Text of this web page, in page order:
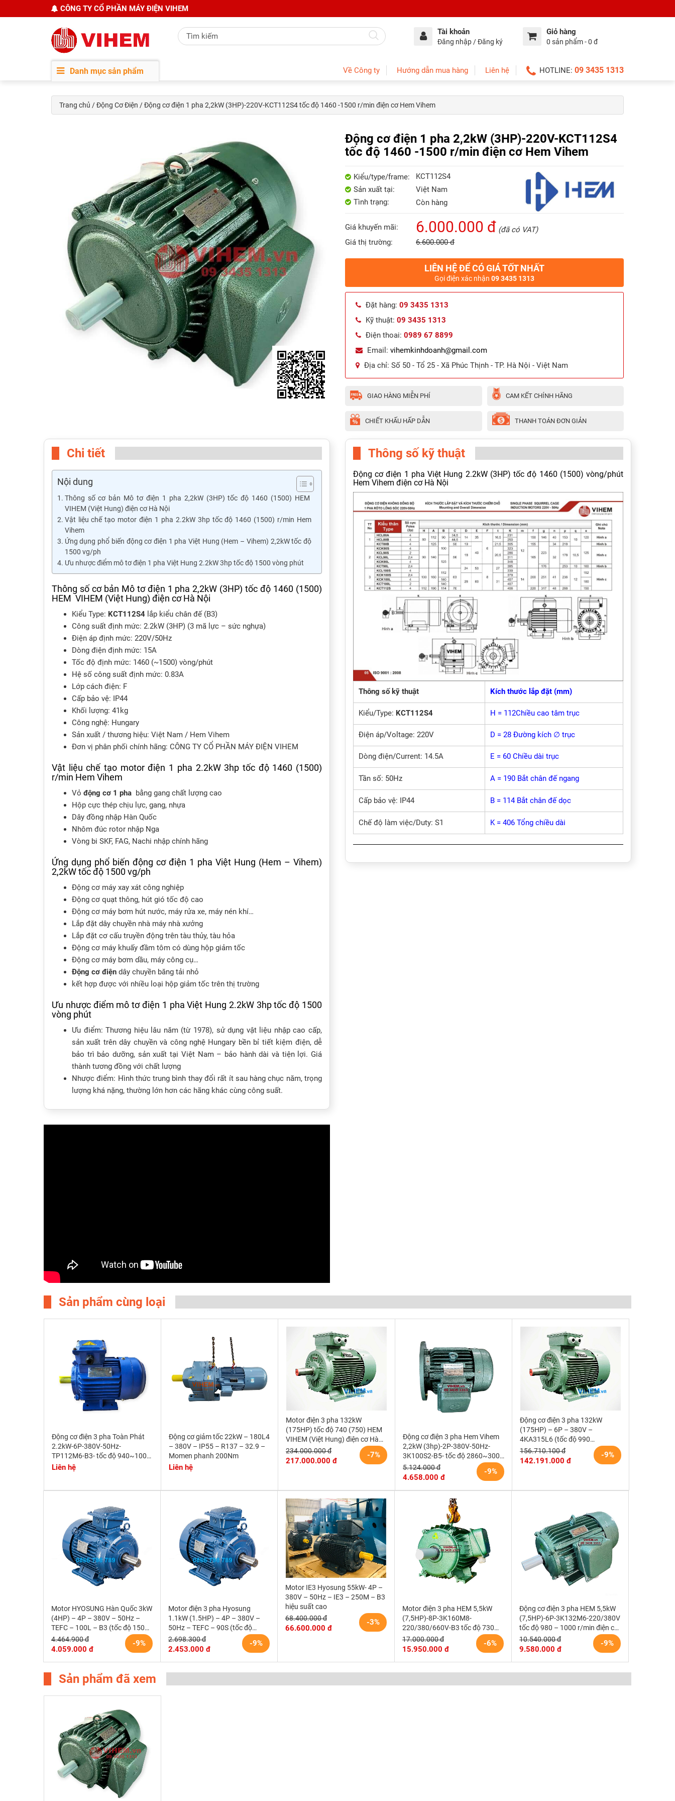
CÔNG TY CỔ PHẦN MÁY ĐIỆN VIHEM
Tài khoản
Đăng nhập / Đăng ký
Giỏ hàng
0 sản phẩm - 0 đ
Danh mục sản phẩm Về Công ty Hướng dẫn mua hàng Liên hệ HOTLINE: 09 3435 1313
Trang chủ /Động Cơ Điện / Động cơ điện 1 pha 2,2kW (3HP)-220V-KCT112S4 tốc độ 1460 -1500 r/min điện cơ Hem Vihem
Động cơ điện 1 pha 2,2kW (3HP)-220V-KCT112S4
tốc độ 1460 -1500 r/min điện cơ Hem Vihem
Kiểu/type/frame:
KCT112S4
Sản xuất tại:
Việt Nam
Tình trạng:
Còn hàng
Giá khuyến mãi: 6.000.000 đ (đã có VAT)
Giá thị trường:
6.600.000 đ
LIÊN HỆ ĐỂ CÓ GIÁ TỐT NHẤT
Gọi điện xác nhận 09 3435 1313
Đặt hàng: 09 3435 1313
Kỹ thuật: 09 3435 1313
Điện thoai: 0989 67 8899
Email: vihemkinhdoanh@gmail.com
Địa chỉ: Số 50 - Tổ 25 - Xã Phúc Thịnh - TP. Hà Nội - Việt Nam
GIAO HÀNG MIỄN PHÍ CAM KẾT CHÍNH HÃNG
CHIẾT KHẤU HẤP DẪN THANH TOÁN ĐƠN GIẢN
Chi tiết
Nội dung
Thông số cơ bản Mô tơ điện 1 pha 2,2kW (3HP) tốc độ 1460 (1500) HEM
VIHEM (Việt Hung) điện cơ Hà Nội
Vật liệu chế tạo motor điện 1 pha 2.2kW 3hp tốc độ 1460 (1500) r/min Hem
Vihem
Ứng dụng phổ biến động cơ điện 1 pha Việt Hung (Hem – Vihem) 2,2kW tốc độ
1500 vg/ph
Ưu nhược điểm mô tơ điện 1 pha Việt Hung 2.2kW 3hp tốc độ 1500 vòng phút
Thông số cơ bản Mô tơ điện 1 pha 2,2kW (3HP) tốc độ 1460 (1500)
HEM VIHEM (Việt Hung) điện cơ Hà Nội
Kiểu Type: KCT112S4 lắp kiểu chân đế (B3)
Công suất định mức: 2.2kW (3HP) (3 mã lực – sức nghựa)
Điện áp định mức: 220V/50Hz
Dòng điện định mức: 15A
Tốc độ định mức: 1460 (~1500) vòng/phút
Hệ số công suất định mức: 0.83A
Lớp cách điện: F
Cấp bảo vệ: IP44
Khối lượng: 41kg
Công nghệ: Hungary
Sản xuất / thương hiệu: Việt Nam / Hem Vihem
Đơn vị phân phối chính hãng: CÔNG TY CỔ PHẦN MÁY ĐIỆN VIHEM
Vật liệu chế tạo motor điện 1 pha 2.2kW 3hp tốc độ 1460 (1500)
r/min Hem Vihem
Vỏ động cơ 1 pha bằng gang chất lượng cao
Hộp cực thép chịu lực, gang, nhựa
Dây đồng nhập Hàn Quốc
Nhôm đúc rotor nhập Nga
Vòng bi SKF, FAG, Nachi nhập chính hãng
Ứng dụng phổ biến động cơ điện 1 pha Việt Hung (Hem – Vihem)
2,2kW tốc độ 1500 vg/ph
Động cơ máy xay xát công nghiệp
Động cơ quạt thông, hút gió tốc độ cao
Động cơ máy bơm hút nước, máy rửa xe, máy nén khí…
Lắp đặt dây chuyền nhà máy nhà xưởng
Lắp đặt cơ cấu truyền động trên tàu thủy, tàu hỏa
Động cơ máy khuấy đầm tôm có dùng hộp giảm tốc
Động cơ máy bơm dầu, máy công cụ…
Động cơ điện dây chuyền băng tải nhỏ
kết hợp được với nhiều loại hộp giảm tốc trên thị trường
Ưu nhược điểm mô tơ điện 1 pha Việt Hung 2.2kW 3hp tốc độ 1500
vòng phút
Ưu điểm: Thương hiệu lâu năm (từ 1978), sử dụng vật liệu nhập cao cấp,
sản xuất trên dây chuyền và công nghệ Hungary bền bỉ tiết kiệm điện, dễ
bảo trì bảo dưỡng, sản xuất tại Việt Nam – bảo hành dài và tiện lợi. Giá
thành tương đồng với chất lượng
Nhược điểm: Hình thức trung bình thay đổi rất ít sau hàng chục năm, trọng
lượng khá nặng, thường lớn hơn các hãng khác cùng công suất.
Thông số kỹ thuật
Động cơ điện 1 pha Việt Hung 2.2kW (3HP) tốc độ 1460 (1500) vòng/phút
Hem Vihem điện cơ Hà Nội
Thông số kỹ thuật Kích thước lắp đặt (mm)
Kiểu/Type: KCT112S4 H = 112Chiều cao tâm trục
Điện áp/Voltage: 220V D = 28 Đường kích ∅ trục
Dòng điện/Current: 14.5A E = 60 Chiều dài trục
Tần số: 50Hz A = 190 Bắt chân đế ngang
Cấp bảo vệ: IP44 B = 114 Bắt chân đế dọc
Chế độ làm việc/Duty: S1 K = 406 Tổng chiều dài
Sản phẩm cùng loại
Động cơ điện 3 pha Toàn Phát
2.2kW-6P-380V-50Hz-
TP112M6-B3- tốc độ 940~1000
r/min
Liên hệ
Động cơ giảm tốc 22kW – 180L4
– 380V – IP55 – R137 – 32.9 –
Momen phanh 200Nm
Liên hệ
Motor điện 3 pha 132kW
(175HP) tốc độ 740 (750) HEM
VIHEM (Việt Hung) điện cơ Hà
Nội
-7%
234.000.000 đ
217.000.000 đ
Động cơ điện 3 pha Hem Vihem
2,2kW (3hp)-2P-380V-50Hz-
3K100S2-B5- tốc độ 2860~3000
r/min (kiểu lắp mặt bích)
-9%
5.124.000 đ
4.658.000 đ
Động cơ điện 3 pha 132kW
(175HP) – 6P – 380V –
4KA315L6 (tốc độ 990
~1000RPM) HEM VIHEM (Việt
Hung) điện cơ Hà Nội
-9%
156.710.100 đ
142.191.000 đ
Motor HYOSUNG Hàn Quốc 3kW
(4HP) – 4P – 380V – 50Hz –
TEFC – 100L – B3 (tốc độ 1500
r/min)
-9%
4.464.900 đ
4.059.000 đ
Motor điện 3 pha Hyosung
1.1kW (1.5HP) – 4P – 380V –
50Hz – TEFC – 90S (tốc độ
1500rpm)
-9%
2.698.300 đ
2.453.000 đ
Motor IE3 Hyosung 55kW- 4P –
380V – 50Hz – IE3 – 250M – B3
hiệu suất cao
-3%
68.400.000 đ
66.600.000 đ
Motor điện 3 pha HEM 5,5kW
(7,5HP)-8P-3K160M8-
220/380/660V-B3 tốc độ 730
(750)r/min động cơ điện cơ Hem
Vihem
-6%
17.000.000 đ
15.950.000 đ
Động cơ điện 3 pha HEM 5,5kW
(7,5HP)-6P-3K132M6-220/380V
tốc độ 980 – 1000 r/min điện cơ
Hem Vihem
-9%
10.540.000 đ
9.580.000 đ
Sản phẩm đã xem